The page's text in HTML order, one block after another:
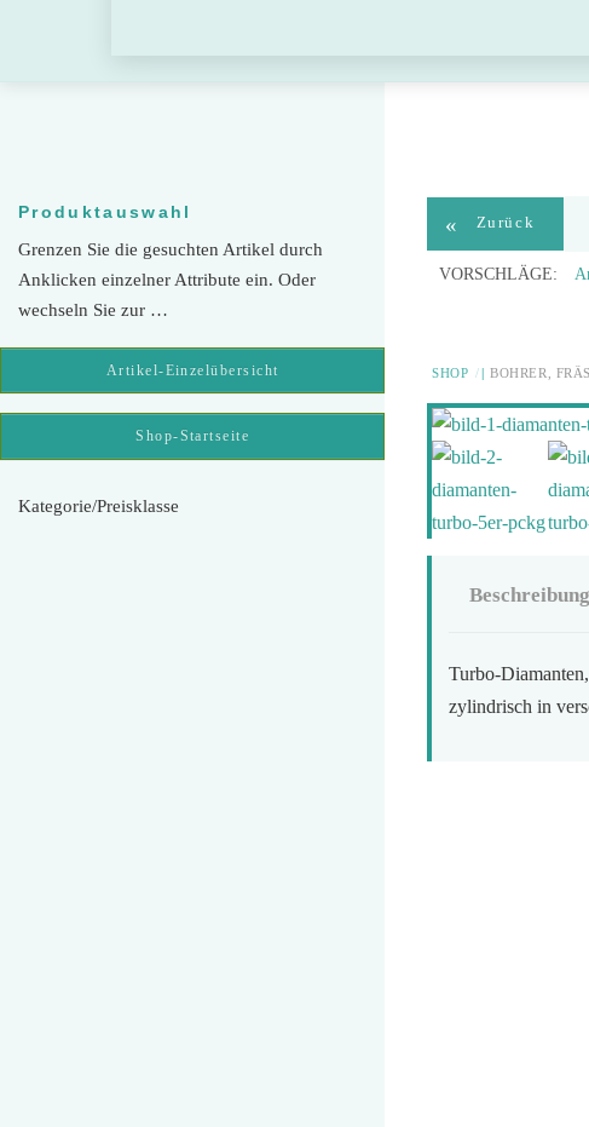
« Zurück
VORSCHLÄGE:
SHOP BOHRER,
Beschreibung
Turbo-
zylindrisch in
Produktauswahl
Grenzen Sie die gesuchten Artikel durch
Anklicken einzelner Attribute ein. Oder
wechseln Sie zur …
Artikel-Einzelübersicht
Shop-Startseite
Kategorie/Preisklasse